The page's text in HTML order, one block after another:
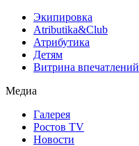
Экипировка
Atributika&Club
Атрибутика
Детям
Витрина впечатлений
Медиа
Галерея
Ростов TV
Новости